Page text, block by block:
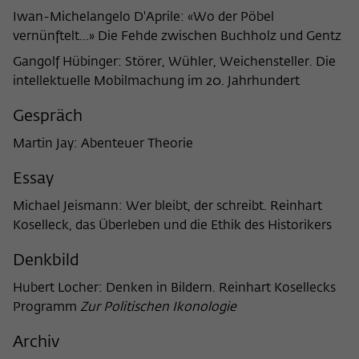
Iwan-Michelangelo D'Aprile: «Wo der Pöbel
vernünftelt...» Die Fehde zwischen Buchholz und Gentz
Gangolf Hübinger: Störer, Wühler, Weichensteller. Die
intellektuelle Mobilmachung im 20. Jahrhundert
Gespräch
Martin Jay: Abenteuer Theorie
Essay
Michael Jeismann: Wer bleibt, der schreibt. Reinhart
Koselleck, das Überleben und die Ethik des Historikers
Denkbild
Hubert Locher: Denken in Bildern. Reinhart Kosellecks
Programm Zur Politischen Ikonologie
Archiv
der/die Besucher:in durch eine Verlinkung
auf wiko-berlin.de weitergeleitet wurde.
Name _pk_ses
Anbieter
Laufzeit 30 Minuten
Zweck
verwendet, vorübergehend Daten über
den aktuellen Aufenthalt des Besuchs auf
können